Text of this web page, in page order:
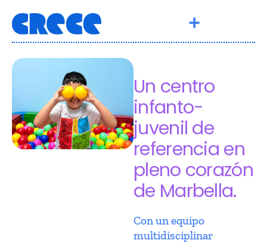
Un centro
infanto-
juvenil de
referencia en
pleno corazón
de Marbella.
Con un equipo
multidisciplinar